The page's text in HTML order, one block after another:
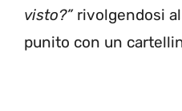
visto?” rivolgendosi
punito con un